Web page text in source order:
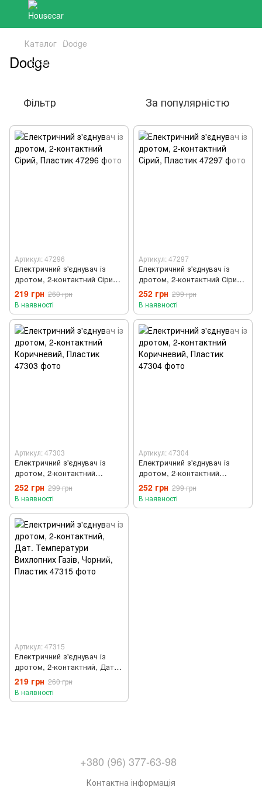
Каталог Dodge
Dodge
Фільтр За популярністю
Артикул: 47296
Електричний з'єднувач із
дротом, 2-контактний Сірий,
Пластик
219 грн 260 грн
В наявності
Артикул: 47297
Електричний з'єднувач із
дротом, 2-контактний Сірий,
Пластик
252 грн 299 грн
В наявності
Артикул: 47303
Електричний з'єднувач із
дротом, 2-контактний
Коричневий, Пластик
252 грн 299 грн
В наявності
Артикул: 47304
Електричний з'єднувач із
дротом, 2-контактний
Коричневий, Пластик
252 грн 299 грн
В наявності
Артикул: 47315
Електричний з'єднувач із
дротом, 2-контактний, Дат.
Температури Вихлопних
Газів, Чорний, Пластик
219 грн 260 грн
В наявності
+380 (96) 377-63-98
Контактна інформація